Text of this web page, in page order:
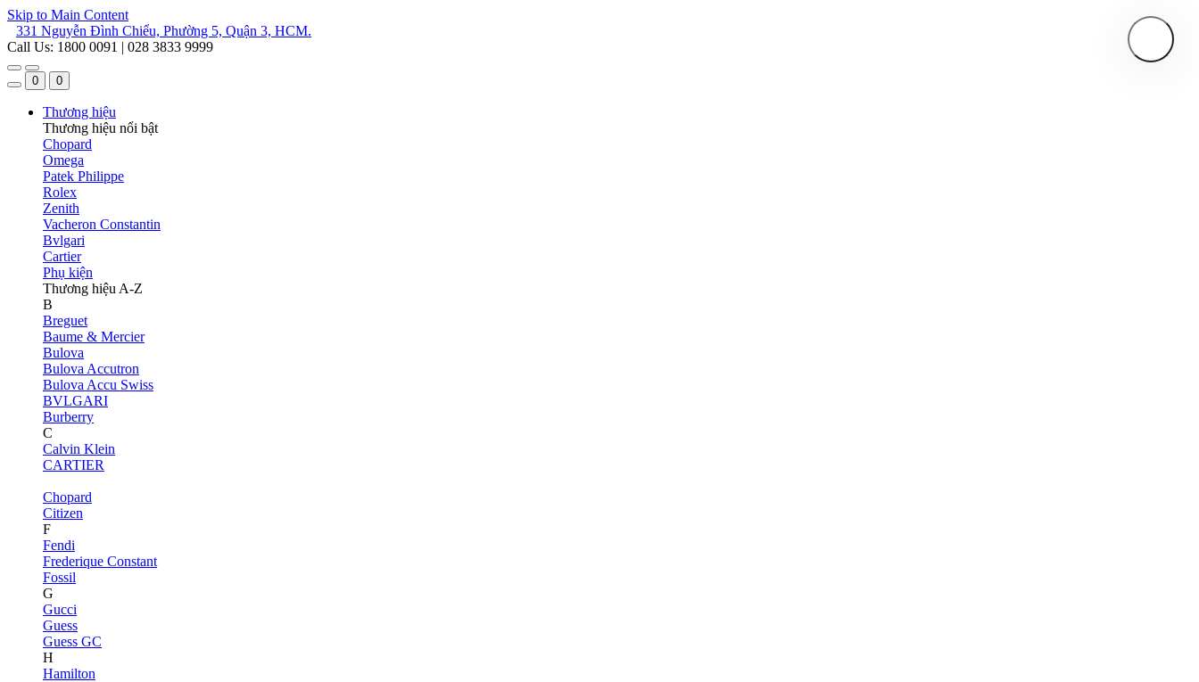
Skip to Main Content
331 Nguyễn Đình Chiểu, Phường 5, Quận 3, HCM.
Call Us: 1800 0091 | 028 3833 9999
0 0
Thương hiệu
Thương hiệu nổi bật
Chopard
Omega
Patek Philippe
Rolex
Zenith
Vacheron Constantin
Bvlgari
Cartier
Phụ kiện
Thương hiệu A-Z
B
Breguet
Baume & Mercier
Bulova
Bulova Accutron
Bulova Accu Swiss
BVLGARI
Burberry
C
Calvin Klein
CARTIER
Chopard
Citizen
F
Fendi
Frederique Constant
Fossil
G
Gucci
Guess
Guess GC
H
Hamilton